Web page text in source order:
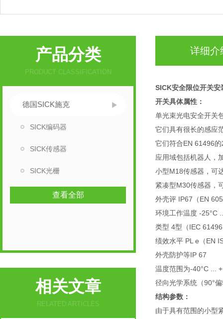
产品分类
PRODUCT CLASSIFICATION
德国SICK施克
SICK编码器
SICK传感器
SICK光栅
查看全部
相关文章
RELATED ARTICLES
详细介
SICK安全限位开关安
开关具体属性：
单光束光电安全开关
它们具有很长的感应
它们符合EN 61496
应用域包括机器人，
小型M18传感器，可
紧凑型M30传感器，
外壳评 IP67（EN
环境工作温度 -25°C
类型 4型（IEC
绩效水平 PL e（EN
外壳防护等IP 67
温度范围为-40°C ...
径向光学系统（90°
结构参数：
由于具有范围的小型